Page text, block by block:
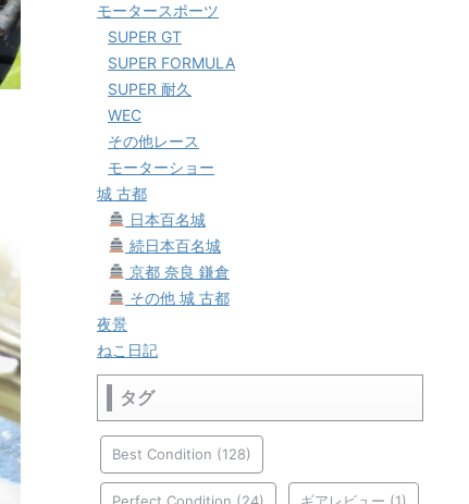
モータースポーツ
SUPER GT
SUPER FORMULA
SUPER 耐久
WEC
その他レース
モーターショー
城 古都
日本百名城
続日本百名城
京都 奈良 鎌倉
その他 城 古都
夜景
ねこ日記
タグ
Best Condition (128)